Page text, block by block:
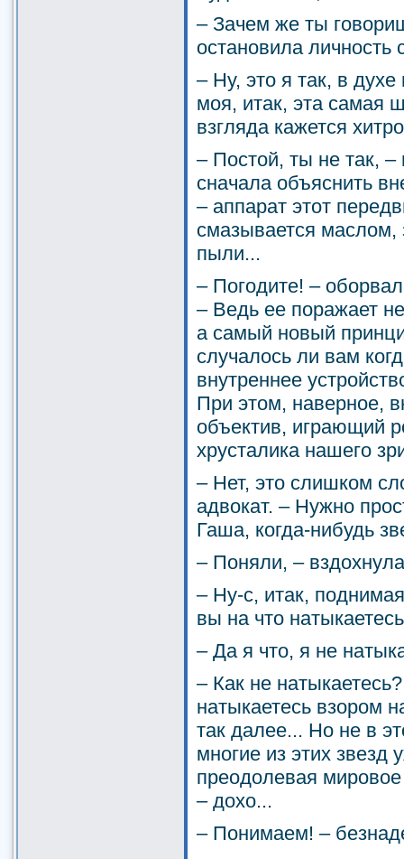
– Зачем же ты
остановила личность
– Ну, это я так, в
моя, итак, эта самая
взгляда кажется
– Постой, ты не так,
сначала объяснить
– аппарат этот
смазывается маслом,
пыли...
– Погодите! –
– Ведь ее поражает
а самый новый
случалось ли вам
внутреннее
При этом, наверное,
объектив, играющий
хрусталика нашего
– Нет, это слишком
адвокат. – Нужно
Гаша, когда-нибудь
– Поняли, –
– Ну-с, итак,
вы на что
– Да я что, я не
– Как не
натыкаетесь взором
так далее... Но не в
многие из этих звезд
преодолевая
– дохо...
– Понимаем! –